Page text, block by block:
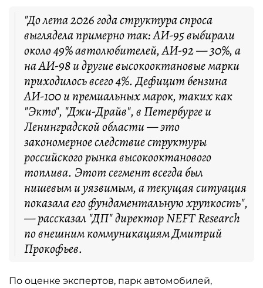
"До лета 2026 года структура спроса
выглядела примерно так: АИ-95 выбирали
около 49% автолюбителей, АИ-92 — 30%, а
на АИ-98 и другие высокооктановые марки
приходилось всего 4%. Дефицит бензина
АИ-100 и премиальных марок, таких как
"Экто", "Джи-Драйв", в Петербурге и
Ленинградской области — это
закономерное следствие структуры
российского рынка высокооктанового
топлива. Этот сегмент всегда был
нишевым и уязвимым, а текущая ситуация
показала его фундаментальную хрупкость",
— рассказал "ДП" директор NEFT Research
по внешним коммуникациям Дмитрий
Прокофьев.
По оценке экспертов, парк автомобилей,